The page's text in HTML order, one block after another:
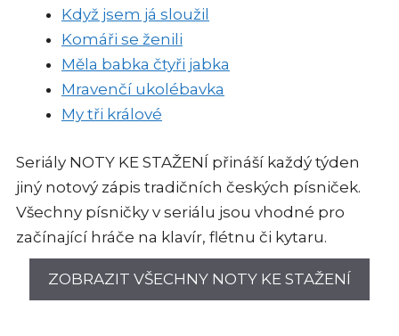
Když jsem já sloužil
Komáři se ženili
Měla babka čtyři jabka
Mravenčí ukolébavka
My tři králové
Seriály NOTY KE STAŽENÍ přináší každý týden
jiný notový zápis tradičních českých písniček.
Všechny písničky v seriálu jsou vhodné pro
začínající hráče na klavír, flétnu či kytaru.
ZOBRAZIT VŠECHNY NOTY KE STAŽENÍ